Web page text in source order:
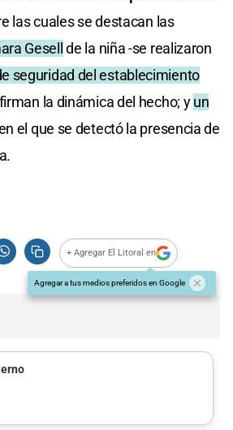
las cuales se destacan las
Gesell de la niña -se realizaron
seguridad del establecimiento
la dinámica del hecho; yun
el que se detectó la presencia de
+ Agregar El Litoral en
Agregar a tus medios preferidos en Google